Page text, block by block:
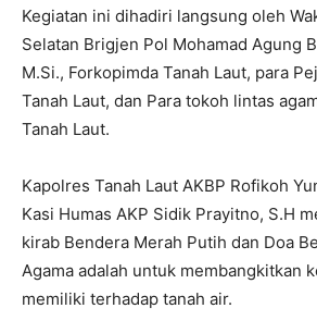
Kegiatan ini dihadiri langsung oleh
Selatan Brigjen Pol Mohamad Agung
M.Si., Forkopimda Tanah Laut, para
Tanah Laut, dan Para tokoh lintas
Tanah Laut.
Kapolres Tanah Laut AKBP Rofikoh
Kasi Humas AKP Sidik Prayitno, S.H
kirab Bendera Merah Putih dan Doa
Agama adalah untuk membangkitkan
memiliki terhadap tanah air.